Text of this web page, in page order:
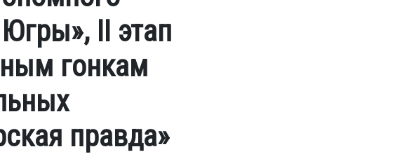
II этап
гонкам
правда»